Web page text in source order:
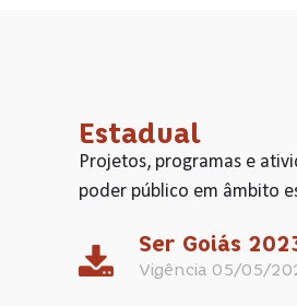
Estadual
Projetos, programas e
poder público em âmbito
Ser Goiás
Vigência 05/05/